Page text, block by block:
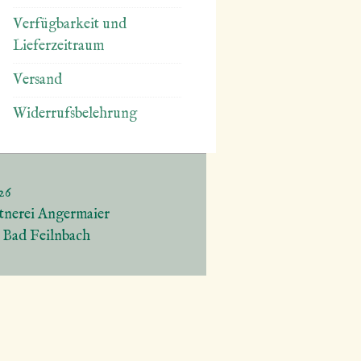
Verfügbarkeit und
Lieferzeitraum
Versand
Widerrufsbelehrung
Angermaier
Bad Feilnbach